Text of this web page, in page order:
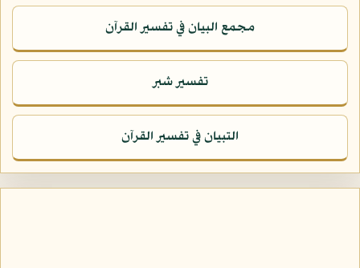
مجمع البيان في تفسير القرآن
تفسير شبر
التبيان في تفسير القرآن